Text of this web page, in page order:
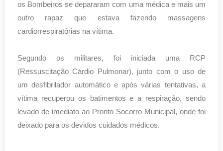
os Bombeiros se depararam com uma médica e mais um
outro rapaz que estava fazendo massagens
cardiorrespiratórias na vítima.
Segundo os militares, foi iniciada uma RCP
(Ressuscitação Cárdio Pulmonar), junto com o uso de
um desfibrilador automático e após várias tentativas, a
vítima recuperou os batimentos e a respiração, sendo
levado de imediato ao Pronto Socorro Municipal, onde foi
deixado para os devidos cuidados médicos.